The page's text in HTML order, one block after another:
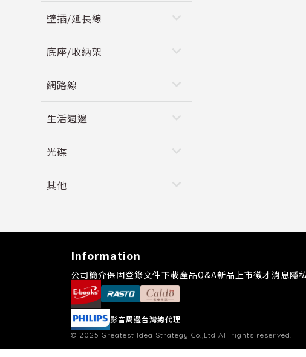
壁插/延長線 keyboard_arrow_down
底座/收納架 keyboard_arrow_down
網路線 keyboard_arrow_down
生活週邊 keyboard_arrow_down
光碟 keyboard_arrow_down
其他 keyboard_arrow_down
Information
公司簡介保固登錄文件下載產品Q&A新品上市徵才消息隱
影音周邊台灣總代理
© 2025Greatest Idea Strategy Co.,Ltd All rights reserved.